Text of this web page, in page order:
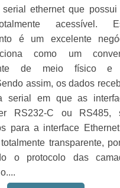
serial ethernet que possui
acessível.
é um excelente
como um
de meio físico e
assim, os dados
serial em que as
RS232-C ou RS485,
para a interface
transparente,
o protocolo das